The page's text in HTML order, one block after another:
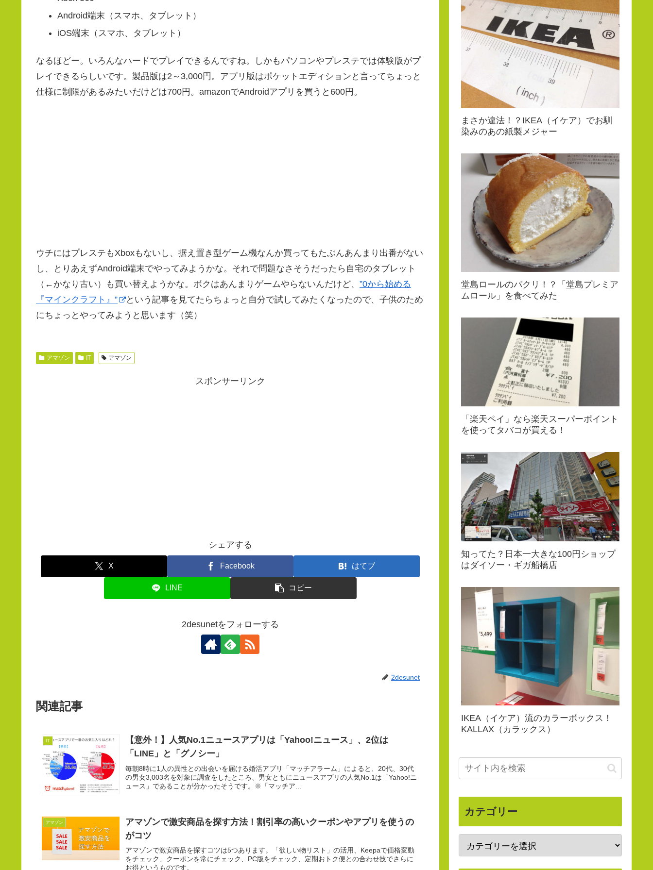
Android端末（スマホ、タブレット）
iOS端末（スマホ、タブレット）
なるほどー。いろんなハードでプレイできるんですね。しかもパソコンやプレステでは体験版がプ
レイできるらしいです。製品版は2～3,000円。アプリ版はポケットエディションと言ってちょっと
仕様に制限があるみたいだけどは700円。amazonでAndroidアプリを買うと600円。
ウチにはプレステもXboxもないし、据え置き型ゲーム機なんか買ってもたぶんあんまり出番がない
し、とりあえずAndroid端末でやってみようかな。それで問題なさそうだったら自宅のタブレット
（←かなり古い）も買い替えようかな。ボクはあんまりゲームやらないんだけど、 ”0から始める
『マインクラフト』”
という記事を見てたらちょっと自分で試してみたくなったので、子供のため
にちょっとやってみようと思います（笑）
アマゾン IT アマゾン
スポンサーリンク
シェアする
X Facebook はてブ
LINE コピー
2desunetをフォローする
2desunet
関連記事
IT
【意外！】人気No.1ニュースアプリは「Yahoo!ニュース」、2位は
「LINE」と「グノシー」
毎朝8時に1人の異性との出会いを届ける婚活アプリ「マッチアラーム」によると、20代、30代
の男女3,003名を対象に調査をしたところ、男女ともにニュースアプリの人気No.1は「Yahoo!ニ
ュース」であることが分かったそうです。※「マッチア...
アマゾン
アマゾンで激安商品を探す方法！割引率の高いクーポンやアプリを使うの
がコツ
アマゾンで激安商品を探すコツは5つあります。「欲しい物リスト」の活用、Keepaで価格変動
をチェック、クーポンを常にチェック、PC版をチェック、定期おトク便との合わせ技でさらに
お得というものです。
まさか違法！？IKEA（イケア）でお馴
染みのあの紙製メジャー
堂島ロールのパクリ！？「堂島プレミア
ムロール」を食べてみた
「楽天ペイ」なら楽天スーパーポイント
を使ってタバコが買える！
知ってた？日本一大きな100円ショップ
はダイソー・ギガ船橋店
IKEA（イケア）流のカラーボックス！
KALLAX（カラックス）
カテゴリー